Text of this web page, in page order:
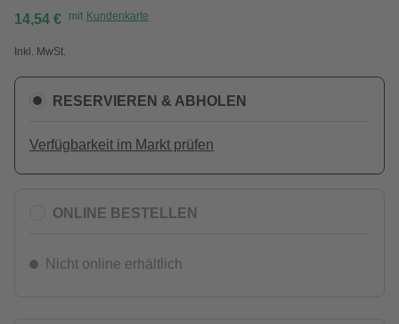
14,54 € mit Kundenkarte
Inkl. MwSt.
RESERVIEREN & ABHOLEN
Verfügbarkeit im Markt prüfen
ONLINE BESTELLEN
Nicht online erhältlich